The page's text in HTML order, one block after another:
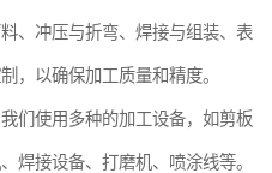
、冲压与折弯、焊接与组装、表
，以确保加工质量和精度。
们使用多种的加工设备，如剪板
焊接设备、打磨机、喷涂线等。